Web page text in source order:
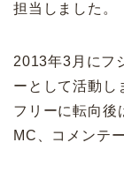
担当しました。
2013年3月にフ
ーとして活動し
フリーに転向後
MC、コメンテ